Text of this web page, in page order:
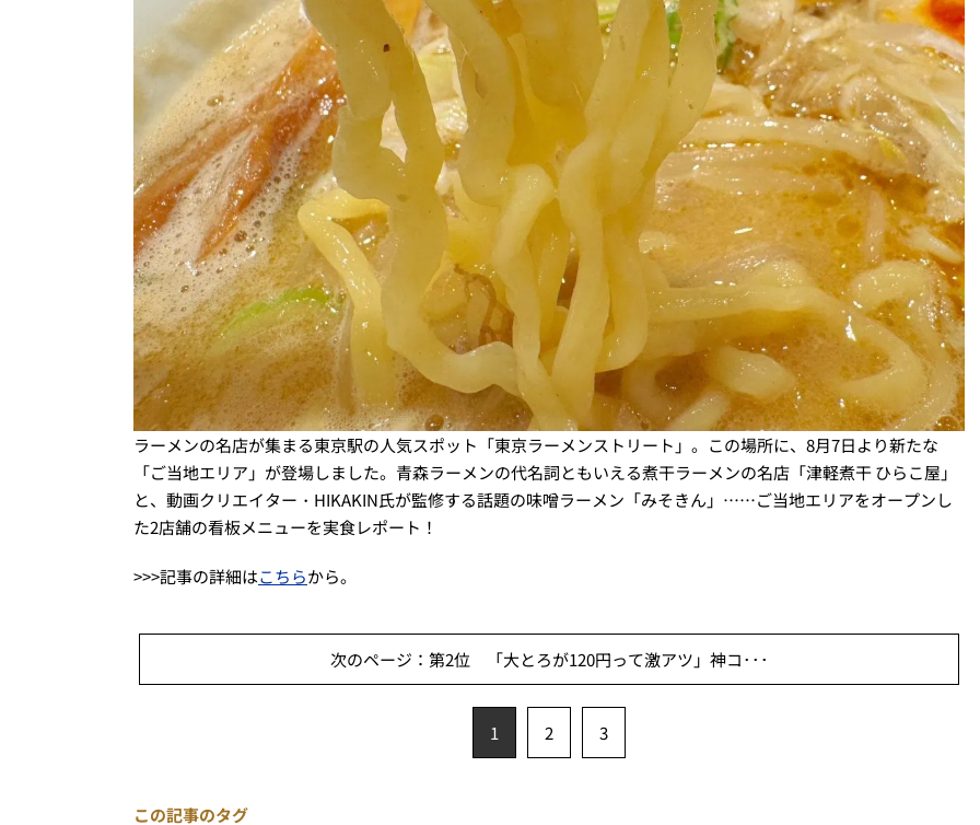
ラーメンの名店が集まる東京駅の人気スポット「東京ラーメンストリート」。この場所に、8月7日より新たな
「ご当地エリア」が登場しました。青森ラーメンの代名詞ともいえる煮干ラーメンの名店「津軽煮干 ひらこ屋」
と、動画クリエイター・HIKAKIN氏が監修する話題の味噌ラーメン「みそきん」……ご当地エリアをオープンし
た2店舗の看板メニューを実食レポート！
>>>記事の詳細はこちらから。
次のページ：第2位 「大とろが120円って激アツ」神コ･･･
1 2 3
この記事のタグ